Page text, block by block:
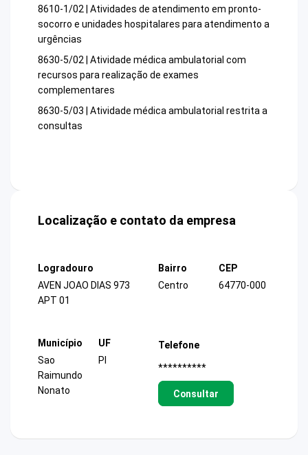
8610-1/02 | Atividades de atendimento em pronto-
socorro e unidades hospitalares para atendimento a
urgências
8630-5/02 | Atividade médica ambulatorial com
recursos para realização de exames
complementares
8630-5/03 | Atividade médica ambulatorial restrita a
consultas
Localização e contato da empresa
Logradouro
AVEN JOAO DIAS 973
APT 01
Bairro
Centro
CEP
64770-000
Município
Sao
Raimundo
Nonato
UF
PI
Telefone
**********
Consultar